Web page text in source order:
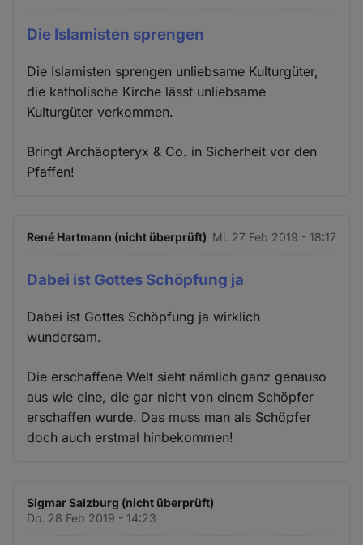
Die Islamisten sprengen
Die Islamisten sprengen unliebsame Kulturgüter,
die katholische Kirche lässt unliebsame
Kulturgüter verkommen.
Bringt Archäopteryx & Co. in Sicherheit vor den
Pfaffen!
René Hartmann (nicht überprüft) Mi. 27 Feb 2019 - 18:17
Dabei ist Gottes Schöpfung ja
Dabei ist Gottes Schöpfung ja wirklich
wundersam.
Die erschaffene Welt sieht nämlich ganz genauso
aus wie eine, die gar nicht von einem Schöpfer
erschaffen wurde. Das muss man als Schöpfer
doch auch erstmal hinbekommen!
Sigmar Salzburg (nicht überprüft)
Do. 28 Feb 2019 - 14:23